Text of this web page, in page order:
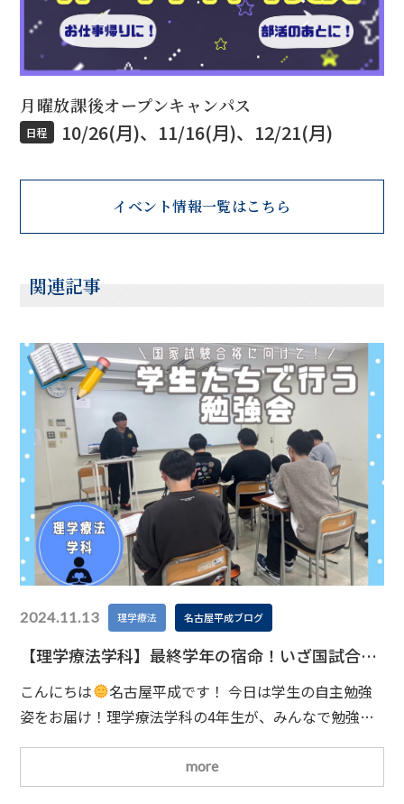
月曜放課後オープンキャンパス
日程 10/26(月)、11/16(月)、12/21(月)
イベント情報一覧はこちら
関連記事
2024.11.13 理学療法 名古屋平成ブログ
【理学療法学科】最終学年の宿命！いざ国試合格
に向けて！
こんにちは
名古屋平成です！ 今日は学生の自主勉強
姿をお届け！理学療法学科の4年生が、みんなで勉強会
を開催していました
🖊 2月の理学療法士国家試験に向
けて、勉強の真っ只中！授業後も学校に残って、勉強の
毎日です
勉強方法も日々いろいろ試行錯誤して行って
more